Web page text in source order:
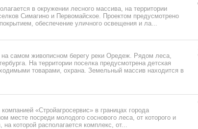
в окружении лесного массива, на территории
Симагино и Первомайское. Проектом предусмотрено
обеспечение уличного освещения и ла...
самом живописном берегу реки Оредеж. Рядом леса,
На территории поселка предусмотрена детская
товарами, охрана. Земельный массив находится в
«Стройагросервис» в границах города
месте посреди молодого соснового леса, от которого и
которой располагается комплекс, от...